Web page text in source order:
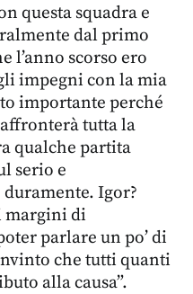
questa squadra e
dal primo
l’anno scorso ero
impegni con la mia
importante perché
tutta la
qualche partita
serio e
Igor?
margini di
parlare un po’ di
che tutti quanti
alla causa”.